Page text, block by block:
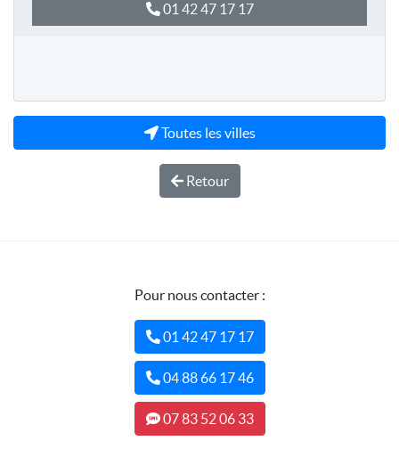
01 42 47 17 17
Toutes les villes
Retour
Pour nous contacter :
01 42 47 17 17
04 88 66 17 46
07 83 52 06 33